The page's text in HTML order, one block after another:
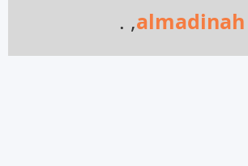
almadinah
, .